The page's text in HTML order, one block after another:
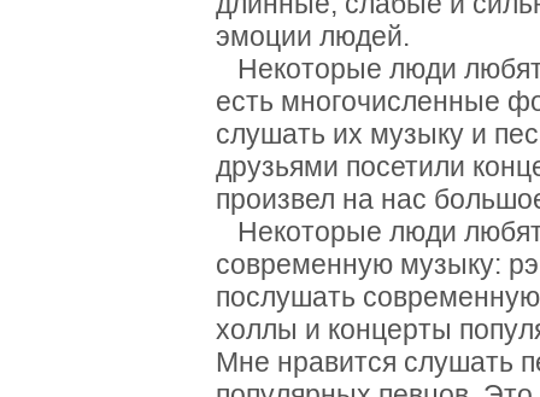
эмоции людей.
Некоторые люди
есть многочисленные
слушать их музыку и
друзьями посетили
произвел на нас
Некоторые люди любят
современную музыку:
послушать
холлы и концерты
Мне нравится слушать